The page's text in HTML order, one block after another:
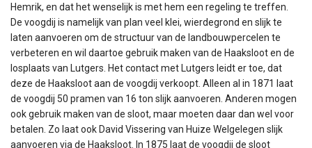
Hemrik, en dat het wenselijk is met hem een regeling te treffen.
De voogdij is namelijk van plan veel klei, wierdegrond en slijk te
laten aanvoeren om de structuur van de landbouwpercelen te
verbeteren en wil daartoe gebruik maken van de Haaksloot en de
losplaats van Lutgers. Het contact met Lutgers leidt er toe, dat
deze de Haaksloot aan de voogdij verkoopt. Alleen al in 1871 laat
de voogdij 50 pramen van 16 ton slijk aanvoeren. Anderen mogen
ook gebruik maken van de sloot, maar moeten daar dan wel voor
betalen. Zo laat ook David Vissering van Huize Welgelegen slijk
aanvoeren via de Haaksloot. In 1875 laat de voogdij de sloot